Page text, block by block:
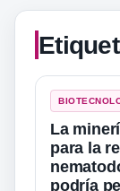
La
para la
podría